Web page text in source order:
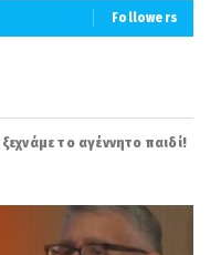
Followers
το αγέννητο παιδί!